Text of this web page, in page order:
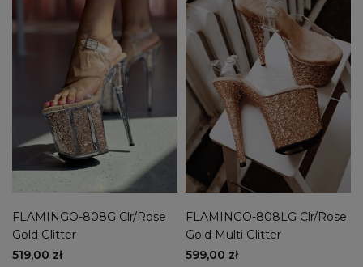
FLAMINGO-808G Clr/Rose
Gold Glitter
519,00 zł
FLAMINGO-808LG Clr/Rose
Gold Multi Glitter
599,00 zł